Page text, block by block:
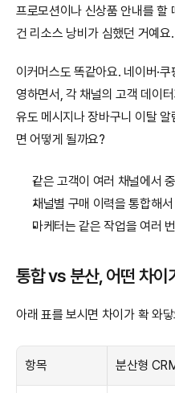
프로모션이나 신상품 안내를 할
건 리소스 낭비가 심했던 거예요.
이커머스도 똑같아요. 네이버·쿠
영하면서, 각 채널의 고객 데이
유도 메시지나 장바구니 이탈
면 어떻게 될까요?
같은 고객이 여러 채널에서
채널별 구매 이력을 통합해
마케터는 같은 작업을 여러
통합 vs 분산, 어떤 차이
아래 표를 보시면 차이가 확 와
항목 분산형